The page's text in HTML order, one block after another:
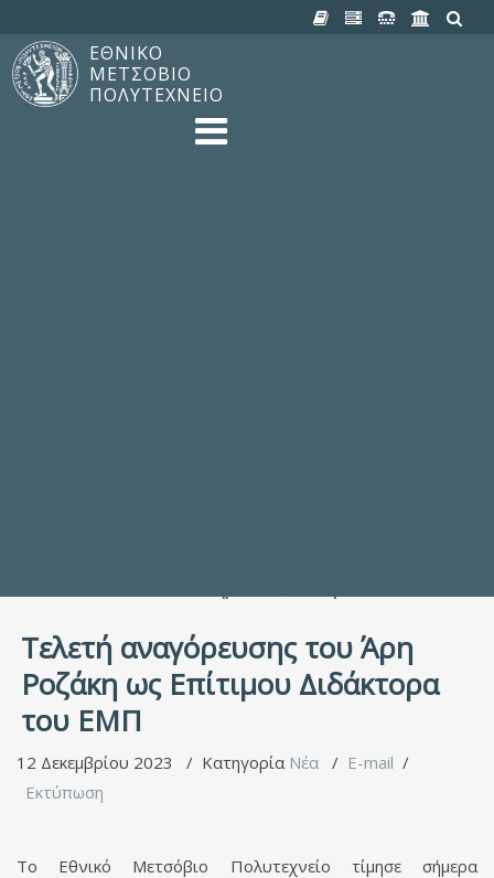
ΕΘΝΙΚΟ
ΜΕΤΣΟΒΙΟ
ΠΟΛΥΤΕΧΝΕΙΟ
Τελετή αναγόρευσης του Άρη
Ροζάκη ως Επίτιμου Διδάκτορα
του ΕΜΠ
12 Δεκεμβρίου 2023 Κατηγορία Νέα
E-mail
Εκτύπωση
Το Εθνικό Μετσόβιο Πολυτεχνείο τίμησε σήμερα